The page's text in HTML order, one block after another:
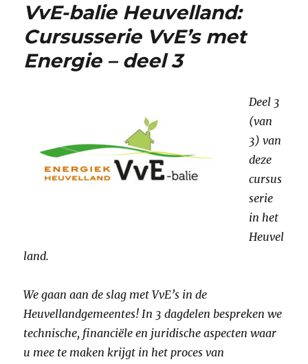
VvE-balie Heuvelland:
Cursusserie VvE’s met
Energie – deel 3
Deel 3
(van
3) van
deze
cursus
serie
in het
Heuvel
land.
We gaan aan de slag met VvE’s in de
Heuvellandgemeentes! In 3 dagdelen bespreken we
technische, financiële en juridische aspecten waar
u mee te maken krijgt in het proces van